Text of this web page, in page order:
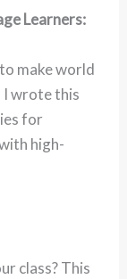
Learners:
make world
I wrote this
for
high-
class? This